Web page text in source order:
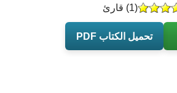
(
1) قارئ
تحميل الكتاب PDF